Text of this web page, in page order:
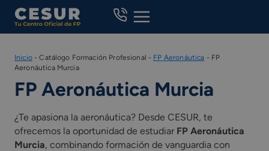
Skip
content
Inicio-Catálogo Formación Profesional - FP Aeronáutica - FP
Aeronáutica Murcia
FP Aeronáutica Murcia
¿Te apasiona la aeronáutica? Desde CESUR, te
ofrecemos la oportunidad de estudiar FP Aeronáutica
Murcia, combinando formación de vanguardia con